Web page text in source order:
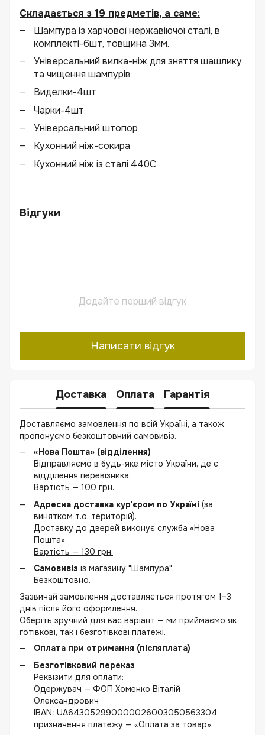
Складається з 19 предметів, а саме:
Шампура із харчової нержавіючої сталі, в
комплекті-6шт, товщина 3мм.
Універсальний вилка-ніж для зняття шашлику
та чищення шампурів
Виделки-4шт
Чарки-4шт
Універсальний штопор
Кухонний ніж-сокира
Кухонний ніж із сталі 440С
Відгуки
Додайте перший відгук
Написати відгук
Доставка Оплата Гарантія
Доставляємо замовлення по всій Україні, а також
пропонуємо безкоштовний самовивіз.
«Нова Пошта» (відділення)
Відправляємо в будь-яке місто України, де є
відділення перевізника.
Вартість — 100 грн.
Адресна доставка кур'єром по Україні (за
винятком т.о. територій).
Доставку до дверей виконує служба «Нова
Пошта».
Вартість — 130 грн.
Самовивіз із магазину "Шампура".
Безкоштовно.
Зазвичай замовлення доставляється протягом 1–3
днів після його оформлення.
Оберіть зручний для вас варіант — ми приймаємо як
готівкові, так і безготівкові платежі.
Оплата при отримання (післяплата)
Безготівковий переказ
Реквізити для оплати:
Одержувач — ФОП Хоменко Віталій
Олександрович
IBAN: UA643052990000026003050563304
призначення платежу — «Оплата за товар».